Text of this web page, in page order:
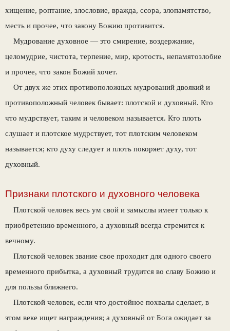
хищение, роптание, злословие, вражда, ссора, злопамятство,
месть и прочее, что закону Божию противится.
Мудрование духовное — это смирение, воздержание,
целомудрие, чистота, терпение, мир, кротость, непамятозлобие
и прочее, что закон Божий хочет.
От двух же этих противоположных мудрований двоякий и
противоположный человек бывает: плотской и духовный. Кто
что мудрствует, таким и человеком называется. Кто плоть
слушает и плотское мудрствует, тот плотским человеком
называется; кто духу следует и плоть покоряет духу, тот
духовный.
Признаки плотского и духовного человека
Плотской человек весь ум свой и замыслы имеет только к
приобретению временного, а духовный всегда стремится к
вечному.
Плотской человек звание свое проходит для одного своего
временного прибытка, а духовный трудится во славу Божию и
для пользы ближнего.
Плотской человек, если что достойное похвалы сделает, в
этом веке ищет награждения; а духовный от Бога ожидает за